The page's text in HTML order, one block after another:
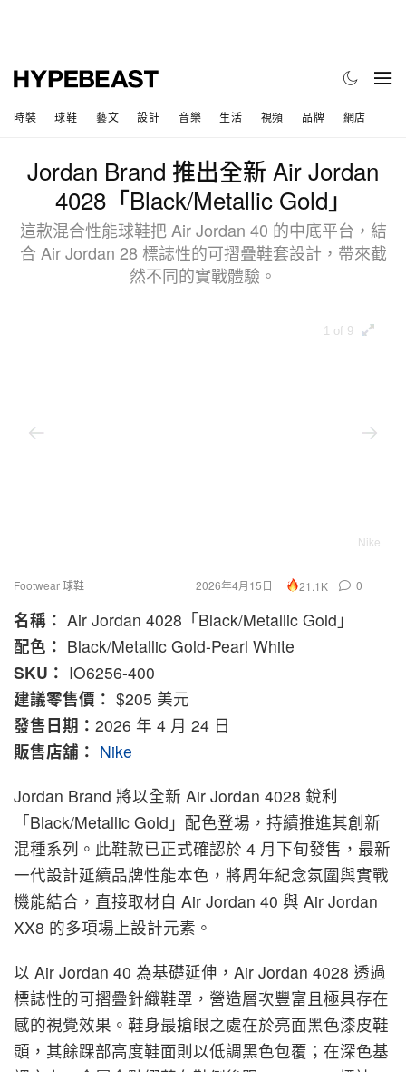
時裝 球鞋 藝文 設計 音樂 生活 視頻 品牌 網店
Jordan Brand 推出全新 Air Jordan
4028「Black/Metallic Gold」
這款混合性能球鞋把 Air Jordan 40 的中底平台，結
合 Air Jordan 28 標誌性的可摺疊鞋套設計，帶來截
然不同的實戰體驗。
1 of 9
Nike
Footwear 球鞋 2026年4月15日 21.1K 0
名稱： Air Jordan 4028「Black/Metallic Gold」
配色： Black/Metallic Gold-Pearl White
SKU： IO6256-400
建議零售價： $205 美元
發售日期： 2026 年 4 月 24 日
販售店舖： Nike
Jordan Brand 將以全新 Air Jordan 4028 銳利
「Black/Metallic Gold」配色登場，持續推進其創新
混種系列。此鞋款已正式確認於 4 月下旬發售，最新
一代設計延續品牌性能本色，將周年紀念氛圍與實戰
機能結合，直接取材自 Air Jordan 40 與 Air Jordan
XX8 的多項場上設計元素。
以 Air Jordan 40 為基礎延伸，Air Jordan 4028 透過
標誌性的可摺疊針織鞋罩，營造層次豐富且極具存在
感的視覺效果。鞋身最搶眼之處在於亮面黑色漆皮鞋
頭，其餘踝部高度鞋面則以低調黑色包覆；在深色基